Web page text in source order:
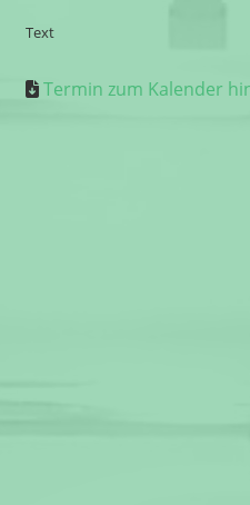
Text
Termin zum Kalender